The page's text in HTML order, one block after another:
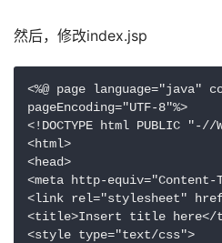
然后，修改index.jsp
<%@ page language="java"
pageEncoding="UTF-8"%>
<!DOCTYPE html PUBLIC
<html>
<head>
<meta http-
<link rel="stylesheet"
<title>Insert title
<style type="text/css">